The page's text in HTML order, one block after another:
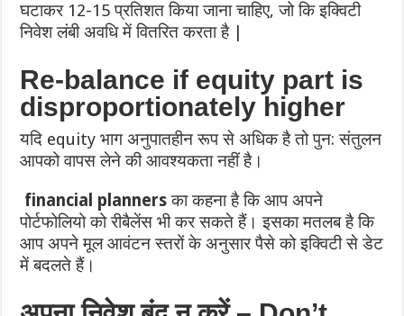
घटाकर 12-15 प्रतिशत किया जाना चाहिए, जो कि इक्विटी
निवेश लंबी अवधि में वितरित करता है |
Re-balance if equity part is
disproportionately higher
यदि equity भाग अनुपातहीन रूप से अधिक है तो पुन: संतुलन
आपको वापस लेने की आवश्यकता नहीं है।
financial plannersका कहना है कि आप अपने
पोर्टफोलियो को रीबैलेंस भी कर सकते हैं। इसका मतलब है कि
आप अपने मूल आवंटन स्तरों के अनुसार पैसे को इक्विटी से डेट
में बदलते हैं।